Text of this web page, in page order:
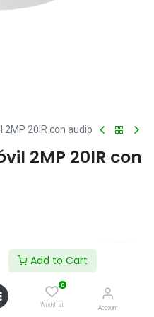
Add to Cart
0
Wishlist Account
20IR con audio
2MP 20IR con
WDR 120dB,